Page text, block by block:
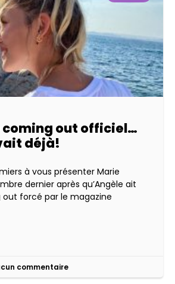
coming out officiel…
déjà!
à vous présenter Marie
dernier après qu’Angèle ait
forcé par le magazine
commentaire